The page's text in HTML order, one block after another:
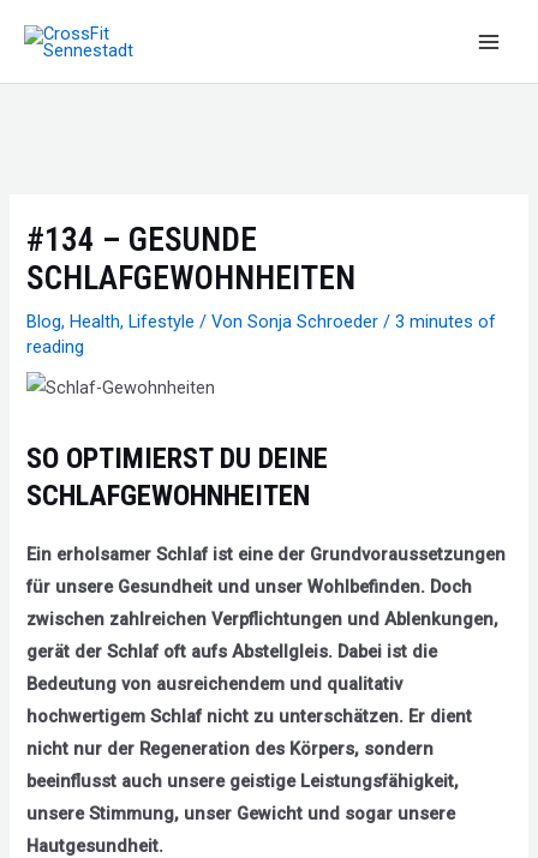
Inhalt
springen
#134 – GESUNDE
SCHLAFGEWOHNHEITEN
Blog,Health,Lifestyle / VonSonja Schroeder/3 minutes of
reading
SO OPTIMIERST DU DEINE
SCHLAFGEWOHNHEITEN
Ein erholsamer Schlaf ist eine der Grundvoraussetzungen
für unsere Gesundheit und unser Wohlbefinden. Doch
zwischen zahlreichen Verpflichtungen und Ablenkungen,
gerät der Schlaf oft aufs Abstellgleis. Dabei ist die
Bedeutung von ausreichendem und qualitativ
hochwertigem Schlaf nicht zu unterschätzen. Er dient
nicht nur der Regeneration des Körpers, sondern
beeinflusst auch unsere geistige Leistungsfähigkeit,
unsere Stimmung, unser Gewicht und sogar unsere
Hautgesundheit.